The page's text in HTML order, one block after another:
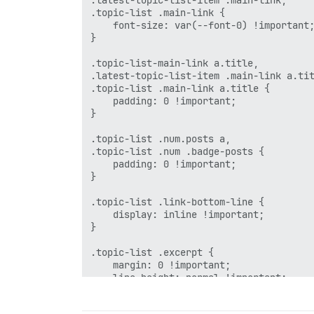
.topic-list .main-link {
    font-size: var(--font-0) !important;
}
.topic-list-main-link a.title,
.latest-topic-list-item .main-link
.topic-list .main-link a.title {
    padding: 0 !important;
}
.topic-list .num.posts a,
.topic-list .num .badge-posts {
    padding: 0 !important;
}
.topic-list .link-bottom-line {
    display: inline !important;
}
.topic-list .excerpt {
    margin: 0 !important;
    line-height: normal !important;